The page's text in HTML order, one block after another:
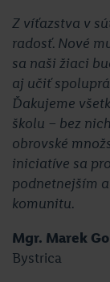
Z víťazstva v
radosť. Nové
sa naši žiaci
aj učiť
Ďakujeme
školu – bez
obrovské
iniciatíve sa
podnetnejším
komunitu.
Mgr. Marek
Bystrica